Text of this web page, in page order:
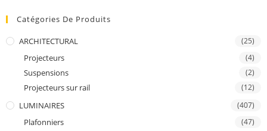
Catégories De Produits
ARCHITECTURAL (25)
Projecteurs (4)
Suspensions (2)
Projecteurs sur rail (12)
LUMINAIRES (407)
Plafonniers (47)